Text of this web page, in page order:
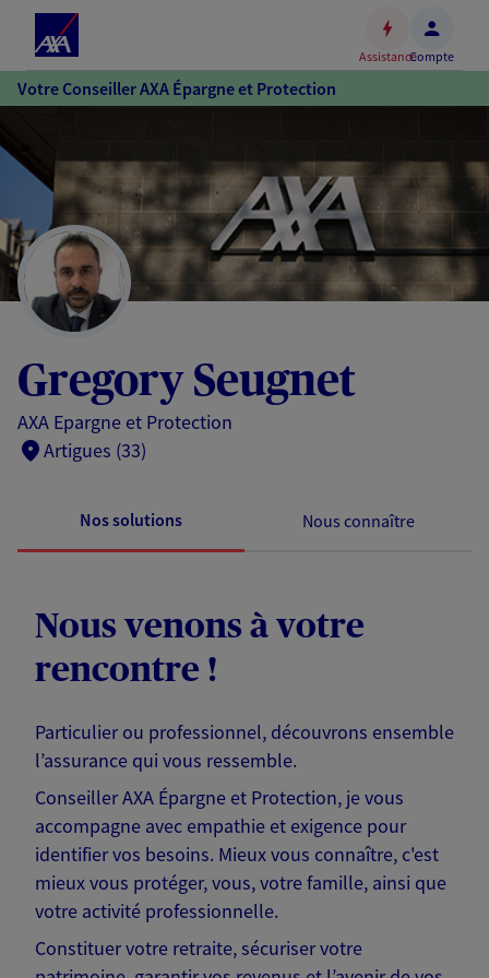
Accéder
au
Accéder
au
pied
de
page
AssistanceCompte
Votre Conseiller AXA Épargne et Protection
Gregory Seugnet
AXA Epargne et Protection
Artigues (33)
Nos solutions Nous connaître
Nous venons à votre
rencontre !
Particulier ou professionnel, découvrons ensemble
l’assurance qui vous ressemble.
Conseiller AXA Épargne et Protection, je vous
accompagne avec empathie et exigence pour
identifier vos besoins. Mieux vous connaître, c'est
mieux vous protéger, vous, votre famille, ainsi que
votre activité professionnelle.
Constituer votre retraite, sécuriser votre